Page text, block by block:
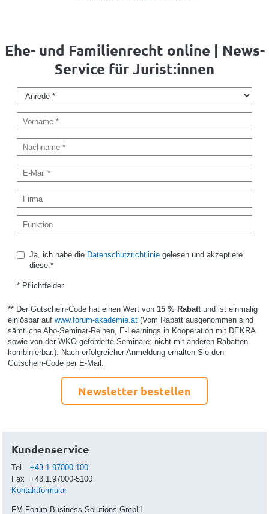
Ehe- und Familienrecht online | News-
Service für Jurist:innen
Ja, ich habe die Datenschutzrichtliniegelesen und akzeptiere
diese.*
* Pflichtfelder
** Der Gutschein-Code hat einen Wert von 15 % Rabatt und ist einmalig
einlösbar auf www.forum-akademie.at(Vom Rabatt ausgenommen sind
sämtliche Abo-Seminar-Reihen, E-Learnings in Kooperation mit DEKRA
sowie von der WKO geförderte Seminare; nicht mit anderen Rabatten
kombinierbar.). Nach erfolgreicher Anmeldung erhalten Sie den
Gutschein-Code per E-Mail.
Newsletter bestellen
Kundenservice
Tel
+43.1.97000-100
Fax
+43.1.97000-5100
Kontaktformular
FM Forum Business Solutions GmbH